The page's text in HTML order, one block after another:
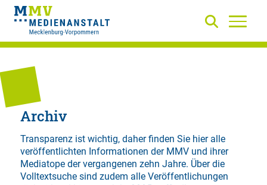
Archiv
Transparenz ist wichtig, daher finden Sie hier alle
veröffentlichten Informationen der MMV und ihrer
Mediatope der vergangenen zehn Jahre. Über die
Volltextsuchesind zudem alle Veröffentlichungen